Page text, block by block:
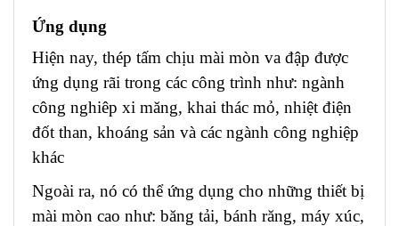
Ứng dụng
Hiện nay, thép tấm chịu mài mòn va đập được
ứng dụng rãi trong các công trình như: ngành
công nghiêp xi măng, khai thác mỏ, nhiệt điện
đốt than, khoáng sản và các ngành công nghiệp
khác
Ngoài ra, nó có thể ứng dụng cho những thiết bị
mài mòn cao như: băng tải, bánh răng, máy xúc,